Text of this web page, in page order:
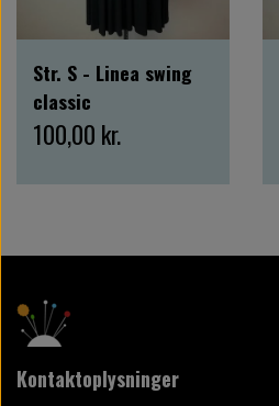
Str. S - Linea swing
classic
100,00 kr.
Kontaktoplysninger